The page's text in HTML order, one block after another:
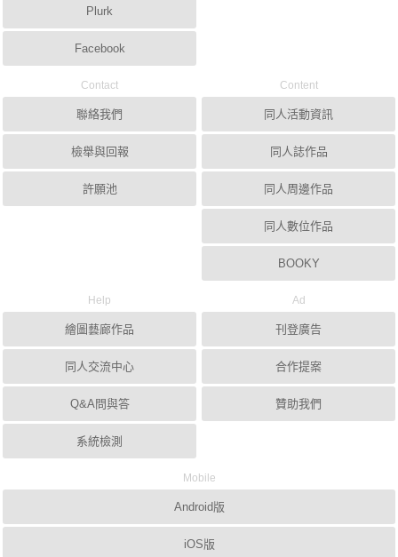
Plurk
Facebook
Contact
聯絡我們
檢舉與回報
許願池
Content
同人活動資訊
同人誌作品
同人周邊作品
同人數位作品
BOOKY
Help
繪圖藝廊作品
同人交流中心
Q&A問與答
系統檢測
Ad
刊登廣告
合作提案
贊助我們
Mobile
Android版
iOS版